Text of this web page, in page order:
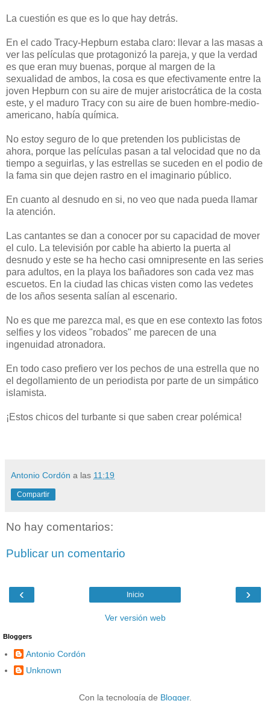
La cuestión es que es lo que hay detrás.
En el cado Tracy-Hepburn estaba claro: llevar a las masas a
ver las películas que protagonizó la pareja, y que la verdad
es que eran muy buenas, porque al margen de la
sexualidad de ambos, la cosa es que efectivamente entre la
joven Hepburn con su aire de mujer aristocrática de la costa
este, y el maduro Tracy con su aire de buen hombre-medio-
americano, había química.
No estoy seguro de lo que pretenden los publicistas de
ahora, porque las películas pasan a tal velocidad que no da
tiempo a seguirlas, y las estrellas se suceden en el podio de
la fama sin que dejen rastro en el imaginario público.
En cuanto al desnudo en si, no veo que nada pueda llamar
la atención.
Las cantantes se dan a conocer por su capacidad de mover
el culo. La televisión por cable ha abierto la puerta al
desnudo y este se ha hecho casi omnipresente en las series
para adultos, en la playa los bañadores son cada vez mas
escuetos. En la ciudad las chicas visten como las vedetes
de los años sesenta salían al escenario.
No es que me parezca mal, es que en ese contexto las fotos
selfies y los videos "robados" me parecen de una
ingenuidad atronadora.
En todo caso prefiero ver los pechos de una estrella que no
el degollamiento de un periodista por parte de un simpático
islamista.
¡Estos chicos del turbante si que saben crear polémica!
Antonio Cordón a las 11:19
Compartir
No hay comentarios:
Publicar un comentario
‹ ›
Inicio
Ver versión web
Bloggers
Antonio Cordón
Unknown
Con la tecnología de Blogger.